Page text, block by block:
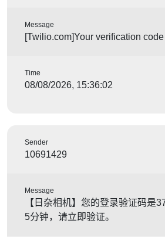
Message
[Twilio.com]Your verification
Time
08/08/2026, 15:36:02
Sender
10691429
Message
【日杂相机】您的登录验证码是
5分钟，请立即验证。